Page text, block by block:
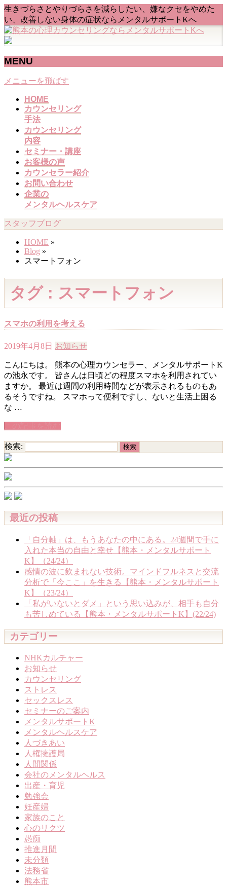
生きづらさとやりづらさを減らしたい、嫌なクセをやめた
い、改善しない身体の症状ならメンタルサポートKへ
MENU
メニューを飛ばす
HOME
カウンセリング
手法
カウンセリング
内容
セミナー・講座
お客様の声
カウンセラー紹介
お問い合わせ
企業の
メンタルヘルスケア
スタッフブログ
HOME »
Blog »
スマートフォン
タグ : スマートフォン
スマホの利用を考える
2019年4月8日 お知らせ
こんにちは。 熊本の心理カウンセラー、メンタルサポートK
の池永です。 皆さんは日頃どの程度スマホを利用されてい
ますか。 最近は週間の利用時間などが表示されるものもあ
るそうですね。 スマホって便利ですし、ないと生活上困る
な …
検索:
最近の投稿
「自分軸」は、もうあなたの中にある。24週間で手に
入れた本当の自由と幸せ【熊本・メンタルサポート
K】（24/24）
感情の波に飲まれない技術。マインドフルネスと交流
分析で「今ここ」を生きる【熊本・メンタルサポート
K】（23/24）
「私がいないとダメ」という思い込みが、相手も自分
も苦しめている【熊本・メンタルサポートK】(22/24)
カテゴリー
NHKカルチャー
お知らせ
カウンセリング
ストレス
セックスレス
セミナーのご案内
メンタルサポートK
メンタルヘルスケア
人づきあい
人権擁護局
人間関係
会社のメンタルヘルス
出産・育児
勉強会
妊産婦
家族のこと
心のリクツ
愚痴
推進月間
未分類
法務省
熊本市